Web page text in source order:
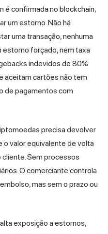
é confirmada no blockchain,
um estorno. Não há
uma transação, nenhuma
estorno forçado, nem taxa
indevidos de 80%
aceitam cartões não tem
de pagamentos com
precisa devolver
o valor equivalente de volta
Sem processos
O comerciante controla
mas sem o prazo ou
exposição a estornos,